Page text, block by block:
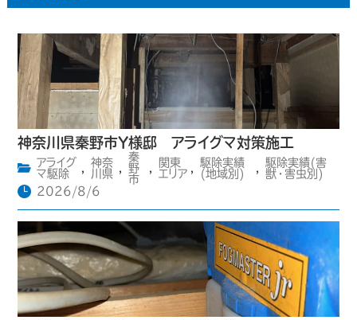
神奈川県秦野市Y様邸 アライグマ対策施工
アライグ
マ駆除
,
神奈
川県 ,
秦
野
市
,
関東
エリア ,
駆除実績
(地域別)
,
駆除実績(害
獣・害虫別)
2026/8/6